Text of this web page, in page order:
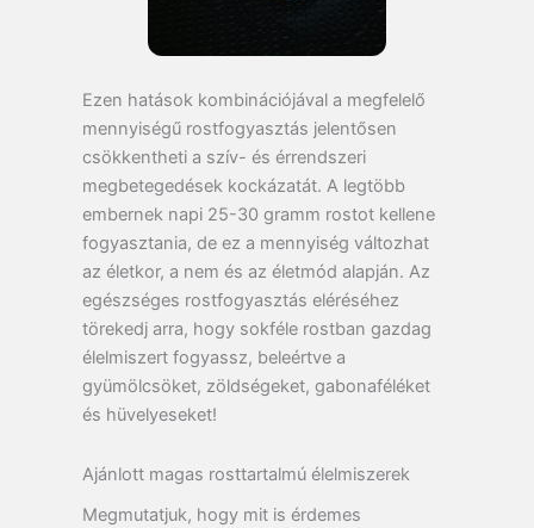
Ezen hatások kombinációjával a megfelelő
mennyiségű rostfogyasztás jelentősen
csökkentheti a szív- és érrendszeri
megbetegedések kockázatát. A legtöbb
embernek napi 25-30 gramm rostot kellene
fogyasztania, de ez a mennyiség változhat
az életkor, a nem és az életmód alapján. Az
egészséges rostfogyasztás eléréséhez
törekedj arra, hogy sokféle rostban gazdag
élelmiszert fogyassz, beleértve a
gyümölcsöket, zöldségeket, gabonaféléket
és hüvelyeseket!
Ajánlott magas rosttartalmú élelmiszerek
Megmutatjuk, hogy mit is érdemes